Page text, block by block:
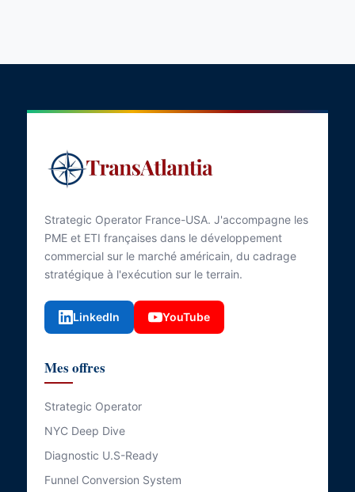
Strategic Operator France-USA. J'accompagne les
PME et ETI françaises dans le développement
commercial sur le marché américain, du cadrage
stratégique à l'exécution sur le terrain.
LinkedIn YouTube
Mes offres
Strategic Operator
NYC Deep Dive
Diagnostic U.S-Ready
Funnel Conversion System